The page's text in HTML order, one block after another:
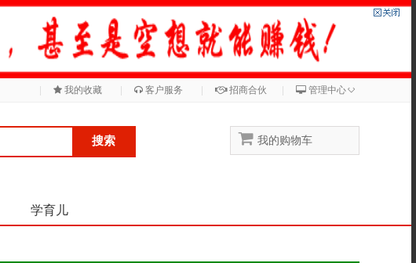
我的收藏 客户服务 招商合伙 管理中心◇
搜索 我的购物车
学育儿